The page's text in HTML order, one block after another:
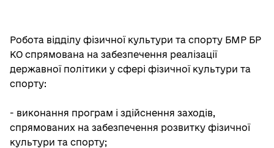
Робота відділу фізичної культури та спорту БМР БР
КО спрямована на забезпечення реалізації
державної політики у сфері фізичної культури та
спорту:
- виконання програм і здійснення заходів,
спрямованих на забезпечення розвитку фізичної
культури та спорту;